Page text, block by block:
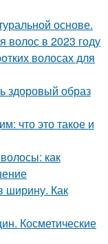
основе.
волос в 2023 году
волосах для
здоровый образ
что это такое и
как
ширину. Как
Косметические